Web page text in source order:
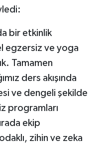
bir etkinlik
egzersiz ve yoga
Tamamen
ders akışında
ve dengeli şekilde
programları
ekip
zihin ve zeka